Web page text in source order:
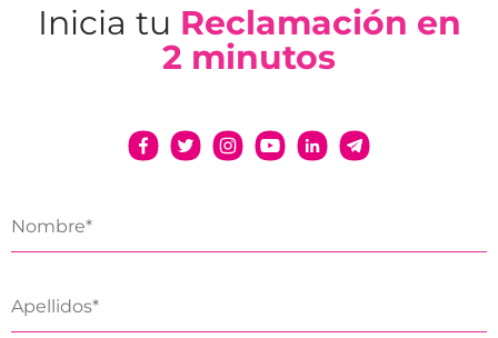
Inicia tu Reclamación en
2 minutos